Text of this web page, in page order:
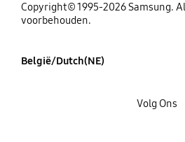
Copyright© 1995-2026 Samsung.
voorbehouden.
België/Dutch(NE)
Volg Ons